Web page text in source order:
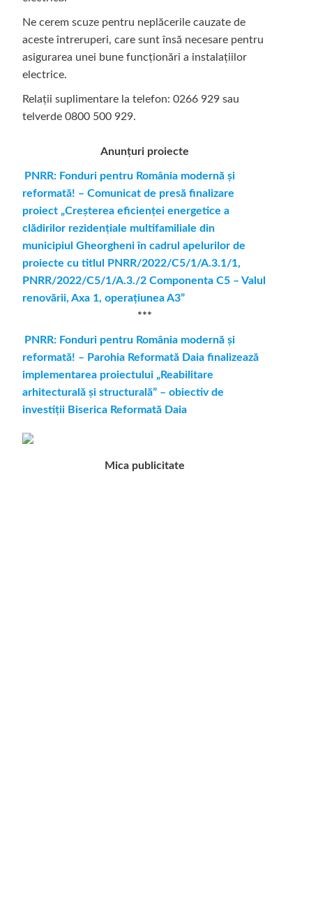
Ne cerem scuze pentru neplăcerile cauzate de
aceste întreruperi, care sunt însă necesare pentru
asigurarea unei bune funcționări a instalațiilor
electrice.
Relații suplimentare la tel efon: 0266 929 sau
telverde 0800 500 929.
Anunțuri proiecte
PNRR: Fonduri pentru România modernă şi
reformată! – Comunicat de presă finalizare
proiect „Creşterea eficienţei energetice a
clădirilor rezidenţiale multifamiliale din
municipiul Gheorgheni în cadrul apelurilor de
proiecte cu titlul PNRR/2022/C5/1/A.3.1/1,
PNRR/2022/C5/1/A.3./2 Componenta C5 – Valul
renovării, Axa 1, operaţiunea A3”
***
PNRR: Fonduri pentru România modernă și
reformată! – Parohia Reformată Daia finalizează
implementarea proiectului „Reabilitare
arhitecturală și structurală” – obiectiv de
investiții Biserica Reformată Daia
Mica publicitate